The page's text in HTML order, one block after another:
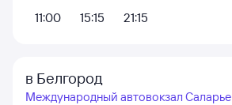
11:00
15:15 21:15
в Белгород
Международный автовокзал